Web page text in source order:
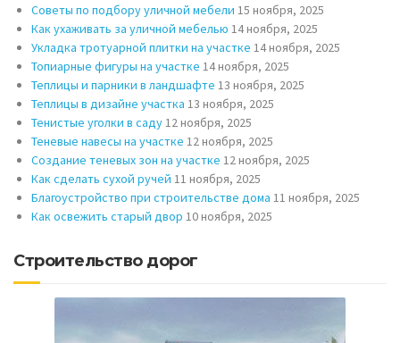
Советы по подбору уличной мебели 15 ноября, 2025
Как ухаживать за уличной мебелью 14 ноября, 2025
Укладка тротуарной плитки на участке 14 ноября, 2025
Топиарные фигуры на участке 14 ноября, 2025
Теплицы и парники в ландшафте 13 ноября, 2025
Теплицы в дизайне участка 13 ноября, 2025
Тенистые уголки в саду12 ноября, 2025
Теневые навесы на участке 12 ноября, 2025
Создание теневых зон на участке 12 ноября, 2025
Как сделать сухой ручей 11 ноября, 2025
Благоустройство при строительстве дома 11 ноября, 2025
Как освежить старый двор 10 ноября, 2025
Строительство дорог